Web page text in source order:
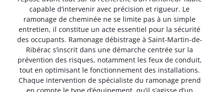
capable d’intervenir avec précision et rigueur. Le
ramonage de cheminée ne se limite pas à un simple
entretien, il constitue un acte essentiel pour la sécurité
des occupants. Ramonage débistrage à Saint-Martin-de-
Ribérac s’inscrit dans une démarche centrée sur la
prévention des risques, notamment les feux de conduit,
tout en optimisant le fonctionnement des installations.
Chaque intervention de spécialiste du ramonage prend
en compte le type d’équipement, qu’il s’agisse d’un